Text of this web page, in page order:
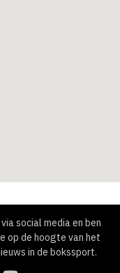
social media en ben
op de hoogte van het
in de bokssport.